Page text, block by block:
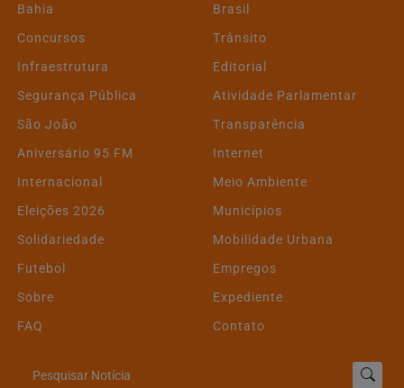
Bahia
Brasil
Concursos
Trânsito
Infraestrutura
Editorial
Segurança Pública
Atividade Parlamentar
São João
Transparência
Aniversário 95 FM
Internet
Internacional
Meio Ambiente
Eleições 2026
Municípios
Solidariedade
Mobilidade Urbana
Futebol
Empregos
Sobre
Expediente
FAQ
Contato